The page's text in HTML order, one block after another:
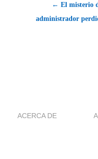
← El misterio
administrador
ACERCA DE